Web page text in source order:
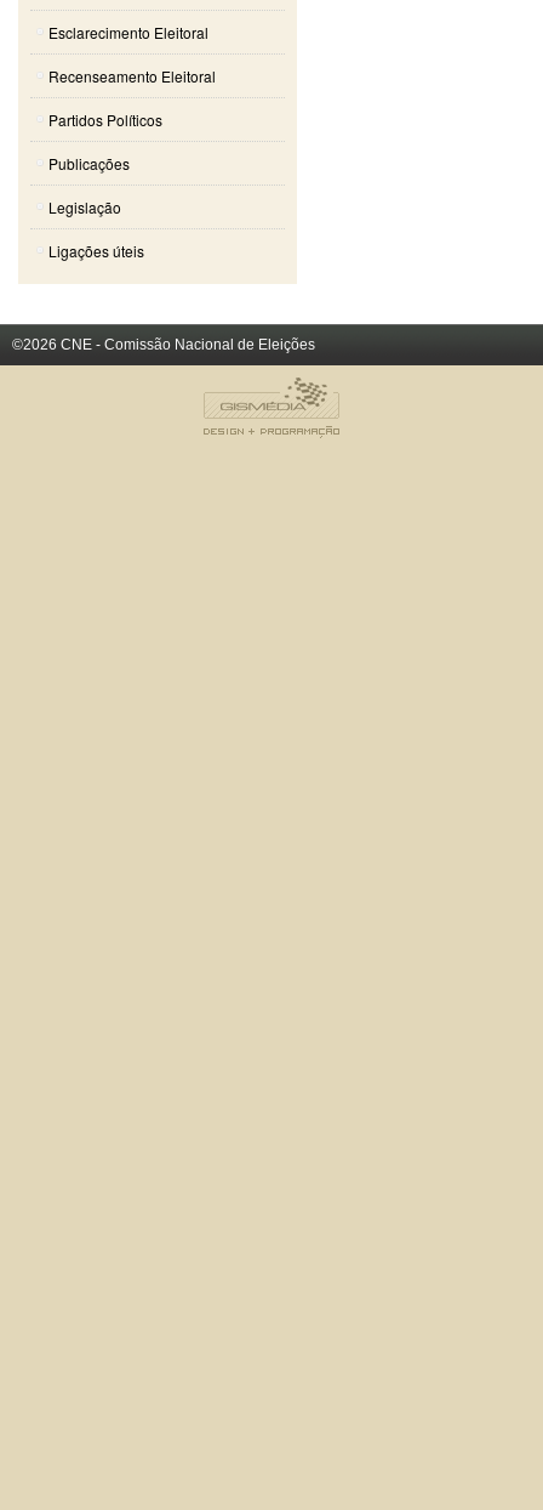
Esclarecimento Eleitoral
Recenseamento Eleitoral
Partidos Políticos
Publicações
Legislação
Ligações úteis
©2026 CNE - Comissão Nacional de Eleições